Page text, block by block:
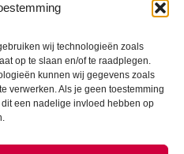
wij technologieën zoals
op te slaan en/of te raadplegen.
kunnen wij gegevens zoals
verwerken. Als je geen toestemming
een nadelige invloed hebben op